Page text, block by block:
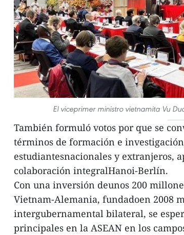
El viceprimer ministro vietnamita Vu
También formuló votos por que se
términos de formación e
estudiantesnacionales y extranjeros,
colaboración integralHanoi-Berlín.
Con una inversión deunos 200
Vietnam-Alemania, fundadoen 2008
intergubernamental bilateral, se
principales en la ASEAN en los